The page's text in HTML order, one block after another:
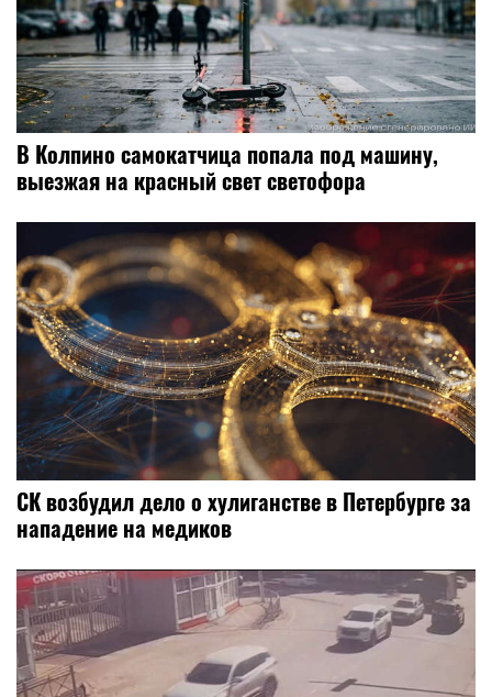
В Колпино самокатчица попала под машину,
выезжая на красный свет светофора
СК возбудил дело о хулиганстве в Петербурге за
нападение на медиков